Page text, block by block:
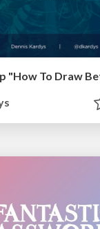
"How To Draw